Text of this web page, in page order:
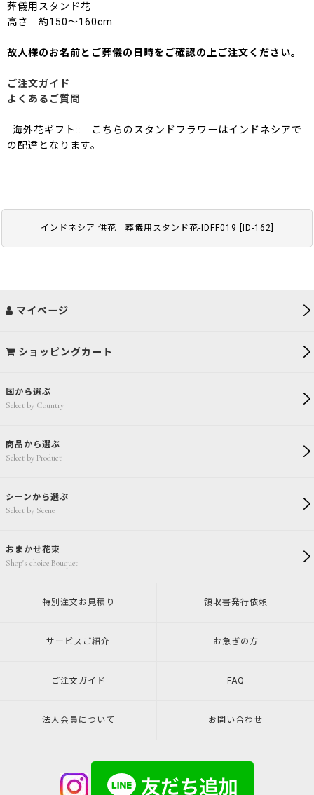
インドネシア 供花｜葬儀用スタンド花-IDFF019 ID-162
葬儀用スタンド花
高さ 約150〜160cm
故人様のお名前とご葬儀の日時をご確認の上ご注文ください。
ご注文ガイド
よくあるご質問
::海外花ギフト:: こちらのスタンドフラワーはインドネシアで
の配達となります。
国から選ぶ
Select by Country
商品から選ぶ
Select by Product
シーンから選ぶ
Select by Scene
おまかせ花束
Shop's choice Bouquet
マイページ
ショッピングカート
特別注文 お見積り 領収書発行依頼
サービスご紹介 お急ぎの方
ご注文ガイド FAQ
法人会員について お問い合わせ